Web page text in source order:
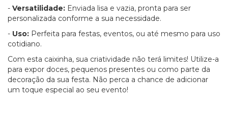
- Versatilidade: Enviada lisa e vazia, pronta para ser
personalizada conforme a sua necessidade.
- Uso: Perfeita para festas, eventos, ou até mesmo para uso
cotidiano.
Com esta caixinha, sua criatividade não terá limites! Utilize-a
para expor doces, pequenos presentes ou como parte da
decoração da sua festa. Não perca a chance de adicionar
um toque especial ao seu evento!